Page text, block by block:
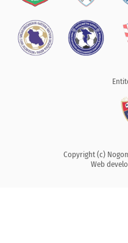
Copyright (c)
Web